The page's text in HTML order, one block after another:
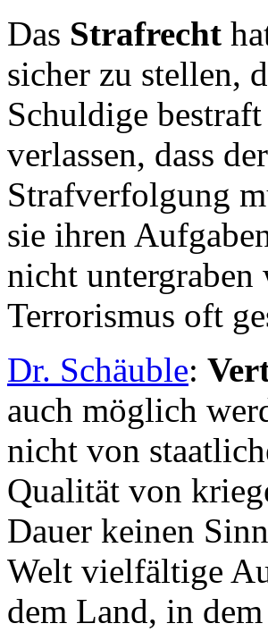
Das Strafrecht
sicher zu stellen,
Schuldige
verlassen, dass
Strafverfolgung
sie ihren
nicht untergraben
Terrorismus oft
Dr. Schäuble:
auch möglich
nicht von
Qualität von
Dauer keinen
Welt vielfältige
dem Land, in